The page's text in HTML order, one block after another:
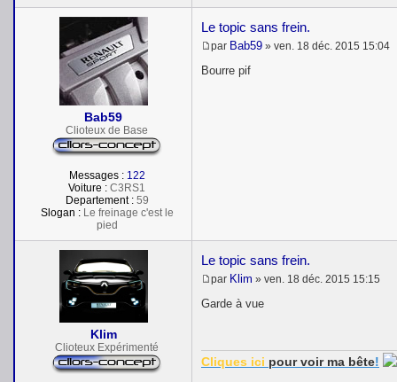
Bab59
Clioteux de Base
Messages : 122
Voiture : C3RS1
Departement :59
Slogan :Le freinage c'est le
pied
Le topic sans frein.
M
e
par Bab59 » ven. 18 déc. 2015 15:04
Bourre pif
Klim
Clioteux Expérimenté
Le topic sans frein.
M
e
g
e
par Klim » ven. 18 déc. 2015 15:15
Garde à vue
Cliques ici pour voir ma bête!